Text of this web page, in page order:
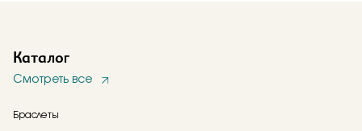
Каталог
Смотреть все
Браслеты